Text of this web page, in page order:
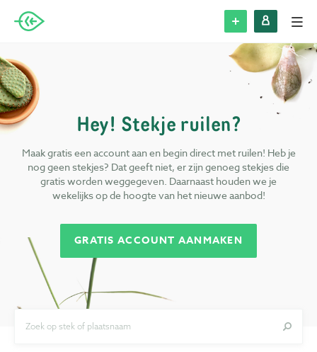
Stek plaatsen
Registreren
Over Stek
Veelgestelde vragen
Privacy
Hey! Stekje ruilen?
Maak gratis een account aan en begin direct met ruilen! Heb je
nog geen stekjes? Dat geeft niet, er zijn genoeg stekjes die
gratis worden weggegeven. Daarnaast houden we je
wekelijks op de hoogte van het nieuwe aanbod!
GRATIS ACCOUNT AANMAKEN
Zoek op stek of plaatsnaam